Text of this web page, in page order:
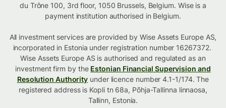
du Trône 100, 3rd floor, 1050 Brussels, Belgium. Wise is a
payment institution authorised in Belgium.
All investment services are provided by Wise Assets Europe AS,
incorporated in Estonia under registration number 16267372.
Wise Assets Europe AS is authorised and regulated as an
investment firm by the Estonian Financial Supervision and
Resolution Authority under licence number 4.1-1/174. The
registered address is Kopli tn 68a, Põhja-Tallinna linnaosa,
Tallinn, Estonia.